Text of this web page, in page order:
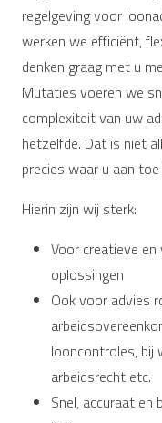
regelgeving voor
werken we efficiënt,
denken graag met u
Mutaties voeren we
complexiteit van uw
hetzelfde. Dat is niet
precies waar u aan
Hierin zijn wij sterk:
Voor creatieve
oplossingen
Ook voor advies
looncontroles, bij
arbeidsrecht etc.
Snel, accuraat